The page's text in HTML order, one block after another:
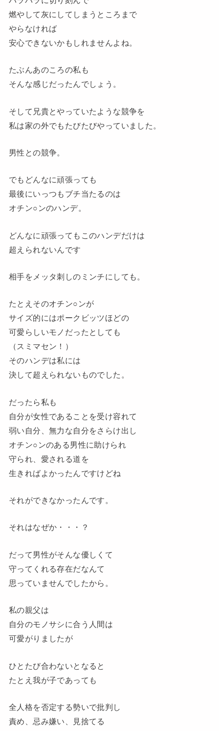
燃やして灰にしてしまうところまで
やらなければ
安心できないかもしれませんよね。
たぶんあのころの私も
そんな感じだったんでしょう。
そして兄貴とやっていたような競争を
私は家の外でもたびたびやっていました。
男性との競争。
でもどんなに頑張っても
最後にいっつもブチ当たるのは
オチン○ンのハンデ。
どんなに頑張ってもこのハンデだけは
超えられないんです
相手をメッタ刺しのミンチにしても。
たとえそのオチン○ンが
サイズ的にはポークビッツほどの
可愛らしいモノだったとしても
（スミマセン！）
そのハンデは私には
決して超えられないものでした。
だったら私も
自分が女性であることを受け容れて
弱い自分、無力な自分をさらけ出し
オチン○ンのある男性に助けられ
守られ、愛される道を
生きればよかったんですけどね
それができなかったんです。
それはなぜか・・・？
だって男性がそんな優しくて
守ってくれる存在だなんて
思っていませんでしたから。
私の親父は
自分のモノサシに合う人間は
可愛がりましたが
ひとたび合わないとなると
たとえ我が子であっても
全人格を否定する勢いで批判し
責め、忌み嫌い、見捨てる